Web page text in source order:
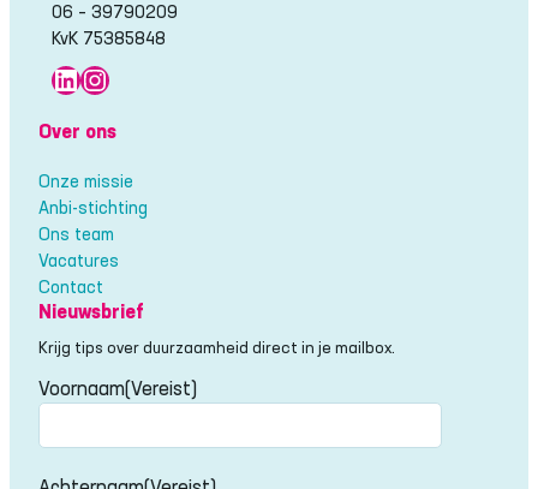
06 – 39790209
KvK 75385848
LinkedIn
Instagram
Over ons
Onze missie
Anbi-stichting
Ons team
Vacatures
Contact
Nieuwsbrief
Krijg tips over duurzaamheid direct in je mailbox.
Voornaam(Vereist)